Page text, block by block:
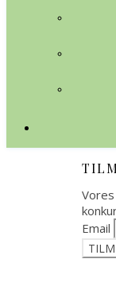
Email